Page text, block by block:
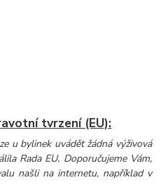
tvrzení (EU):
u bylinek uvádět žádná výživová
Rada EU. Doporučujeme Vám,
našli na internetu, například v